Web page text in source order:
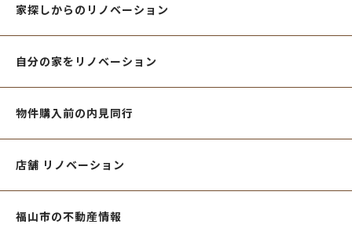
家探しからのリノベーション
自分の家をリノベーション
物件購入前の内見同行
店舗 リノベーション
福山市の不動産情報